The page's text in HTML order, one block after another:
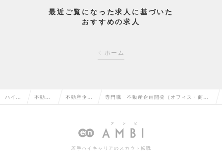
最近ご覧になった求人に基づいた
おすすめの求人
ホーム
ハイク 不動産 不動産企
開発の転職
専門職 不動産企画開発（オフィス・商業
た安定インフラ企業の求人情報
若手ハイキャリアのスカウト転職